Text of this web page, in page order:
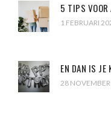
5 TIPS VOOR
1 FEBRUARI
EN DAN IS JE
28